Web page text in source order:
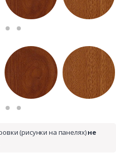
(рисунки на панелях)не